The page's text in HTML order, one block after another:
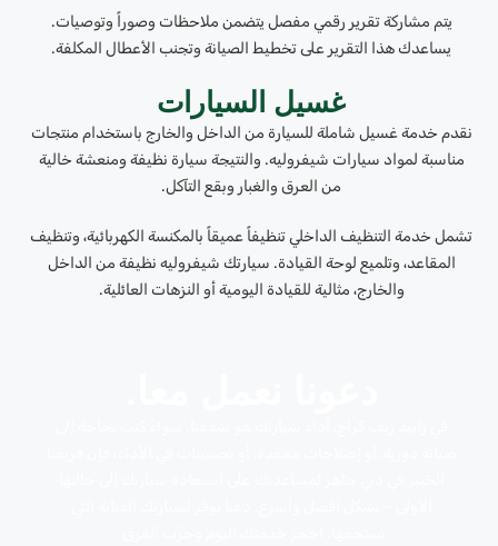
يتم مشاركة تقرير رقمي مفصل يتضمن ملاحظات وصوراً وتوصيات.
يساعدك هذا التقرير على تخطيط الصيانة وتجنب الأعطال المكلفة.
غسيل السيارات
نقدم خدمة غسيل شاملة للسيارة من الداخل والخارج باستخدام منتجات
مناسبة لمواد سيارات شيفروليه. والنتيجة سيارة نظيفة ومنعشة خالية
من العرق والغبار وبقع التآكل.
تشمل خدمة التنظيف الداخلي تنظيفاً عميقاً بالمكنسة الكهربائية، وتنظيف
المقاعد، وتلميع لوحة القيادة. سيارتك شيفروليه نظيفة من الداخل
والخارج، مثالية للقيادة اليومية أو النزهات العائلية.